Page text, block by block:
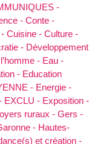
-
- Conte -
Cuisine - Culture -
- Développement
- Eau -
- Education
- Energie -
EXCLU - Exposition -
ruraux - Gers -
- Hautes-
et création -